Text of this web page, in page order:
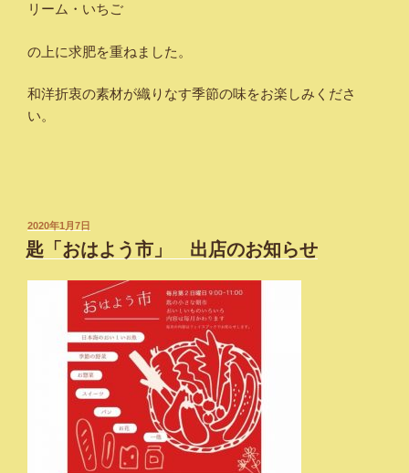
リーム・いちご
の上に求肥を重ねました。
和洋折衷の素材が織りなす季節の味をお楽しみくださ
い。
投
稿
日:
2020年1月7日
匙「おはよう市」 出店のお知らせ